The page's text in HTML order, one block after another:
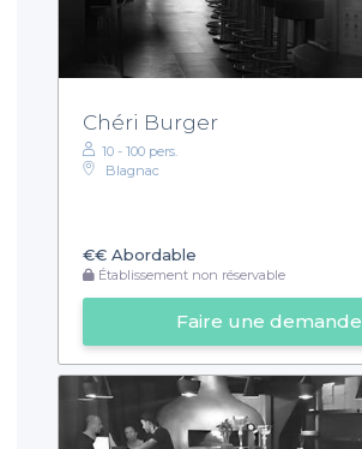
Chéri Burger
10 - 100 pers.
Blagnac
€€ Abordable
Établissement non réservable
Faire une demande